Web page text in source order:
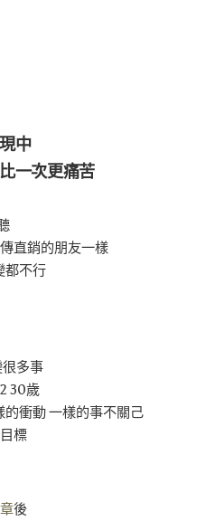
中
一次更痛苦
直銷的朋友一樣
都不行
多事
30歲
衝動 一樣的事不關己
標
後